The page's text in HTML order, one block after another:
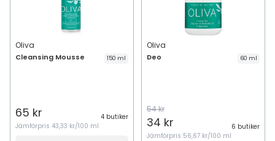
Oliva
Cleansing Mousse 150 ml
65 kr
4 butiker
Jämförpris 43,33 kr/100 ml
Oliva
Deo 60 ml
54 kr
34 kr
6 butiker
Jämförpris 56,67 kr/100 ml